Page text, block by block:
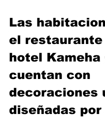
Las
el restaurante
hotel Kameha
cuentan con
decoraciones
diseñadas por